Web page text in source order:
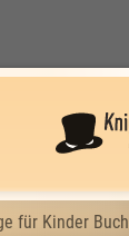
für Kinder Buch